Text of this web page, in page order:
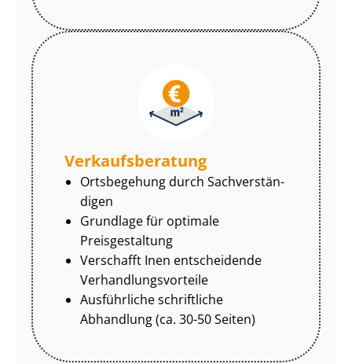
Ver­kaufs­be­ra­tung
Ortsbegehung durch Sach­ver­stän­
di­gen
Grundlage für optimale
Preisgestaltung
Verschafft Inen entscheidende
Ver­hand­lungs­vor­tei­le
Ausführliche schriftliche
Abhandlung (ca. 30-50 Seiten)